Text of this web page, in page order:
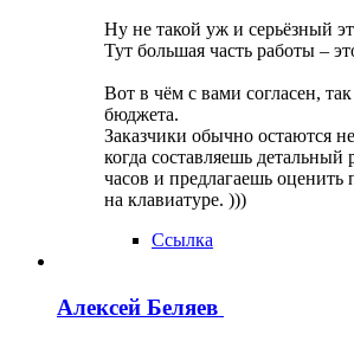
Ну не такой уж и серьёзный
Тут большая часть работы –
Вот в чём с вами согласен,
бюджета.
Заказчики обычно остаются
когда составляешь детальный
часов и предлагаешь оценить
на клавиатуре. )))
Ссылка
Алексей Беляев